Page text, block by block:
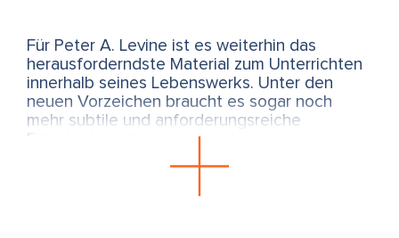
Für Peter A. Levine ist es weiterhin das
herausforderndste Material zum Unterrichten
innerhalb seines Lebenswerks. Unter den
neuen Vorzeichen braucht es sogar noch
mehr subtile und anforderungsreiche
Fähigkeiten, die nur erreicht werden können,
zu verstehen beginnen. Das vor Jahren